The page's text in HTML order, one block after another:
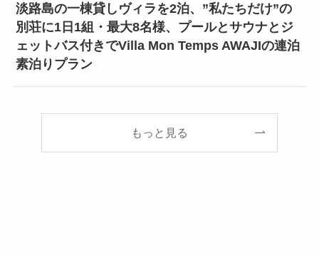
淡路島の一棟貸しヴィラを2泊、”私たちだけ”の
別荘に1日1組・最大8名様、プールとサウナとジ
ェットバス付きでVilla Mon Temps AWAJIの連泊
素泊りプラン
もっと見る